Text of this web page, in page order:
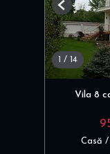
1 / 14
Previous
Vila 8
Casă /